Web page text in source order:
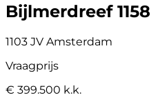
Bijlmerdreef 1158
1103 JV Amsterdam
Vraagprijs
€ 399.500 k.k.